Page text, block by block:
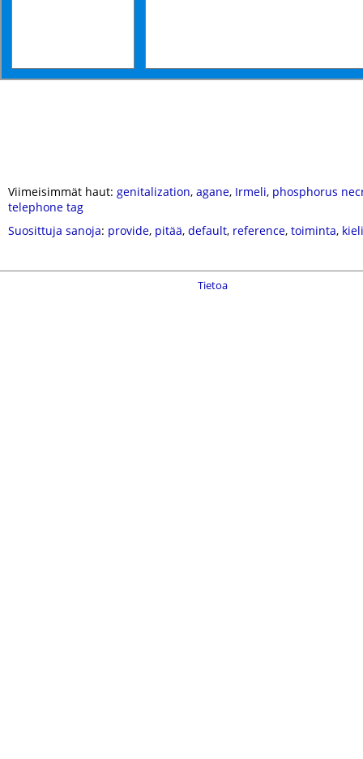
Viimeisimmät haut: genitalization, agane, Irmeli, phosphorus
telephone tag
Suosittuja sanoja: provide, pitää, default, reference, toiminta, kieli
Tietoa